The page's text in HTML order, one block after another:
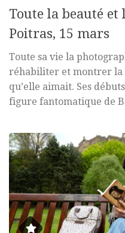
Toute la beauté et
Poitras, 15 mars
Toute sa vie la
réhabiliter et montrer la
qu’elle aimait. Ses
figure fantomatique de